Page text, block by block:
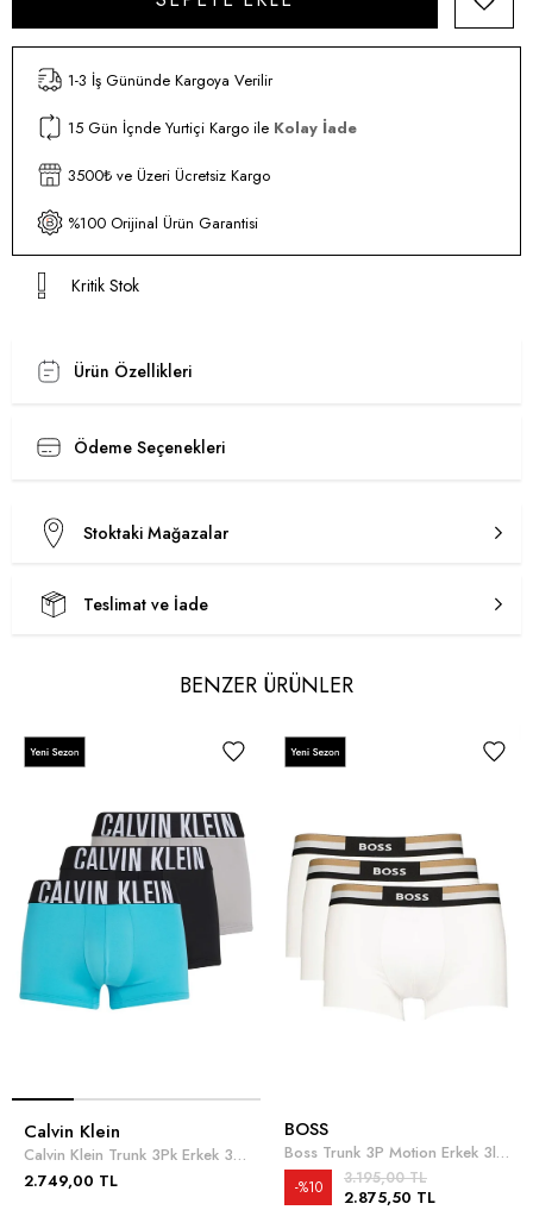
1-3 İş Gününde Kargoya Verilir
15 Gün İçnde Yurtiçi Kargo ile Kolay İade
3500₺ ve Üzeri Ücretsiz Kargo
%100 Orijinal Ürün Garantisi
Kritik Stok
Ürün Özellikleri
Ödeme Seçenekleri
Stoktaki Mağazalar
Teslimat ve İade
BENZER ÜRÜNLER
Calvin Klein
Calvin Klein Trunk 3Pk Erkek 3lü Boxer Çok Renkli
2.749,00 TL
BOSS
Boss Trunk 3P Motion Erkek 3lü Boxer Beyaz
2.875,50 TL
3.195,00 TL
%10